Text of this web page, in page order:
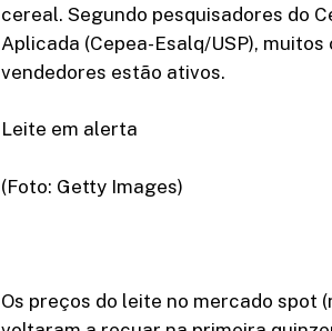
cereal. Segundo pesquisadores do
Aplicada (Cepea-Esalq/USP),
vendedores estão ativos.
Leite em alerta
(Foto: Getty Images)
Os preços do leite no mercado spot